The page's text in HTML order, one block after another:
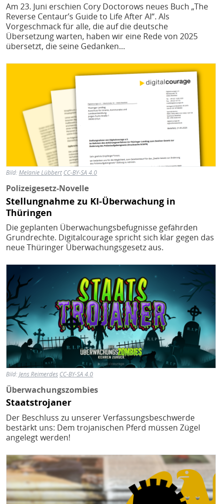
Am 23. Juni erschien Cory Doctorows neues Buch „The
Reverse Centaur’s Guide to Life After AI“. Als
Vorgeschmack für alle, die auf die deutsche
Übersetzung warten, haben wir eine Rede von 2025
übersetzt, die seine Gedanken…
Bild
Bild:Melanie Lübbert CC-BY-SA 4.0
Polizeigesetz-Novelle
Stellungnahme zu KI-Überwachung in
Thüringen
Die geplanten Überwachungsbefugnisse gefährden
Grundrechte. Digitalcourage spricht sich klar gegen das
neue Thüringer Überwachungsgesetz aus.
Bild
Bild:Jens Reimerdes CC-BY-SA 4.0
Überwachungszombies
Staatstrojaner
Der Beschluss zu unserer Verfassungsbeschwerde
bestärkt uns: Dem trojanischen Pferd müssen Zügel
angelegt werden!
Bild